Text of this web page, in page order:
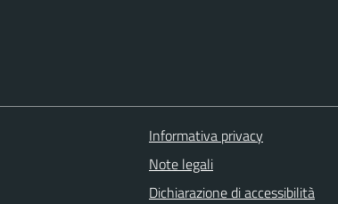
Informativa privacy
Note legali
Dichiarazione di accessibilità